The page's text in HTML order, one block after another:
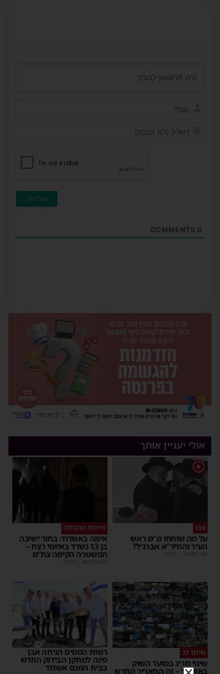
0
אולי יעניין אותך
1
צפו
על מה שוחחו מ"מ ראש
העיר והחיד"א אברג׳ל?
יוסי יחזקאלי 23:37
פירות ההסתה
אימה באשדוד: בחור ישיבה
בן 13 נשדד באיומי רצח –
המשטרה הקימה צח”מ
מנחם דויטש 22:32
שימו לב
שינוי חריג במועד השוק
באשדוד – זה התאריך החדש
רשות המסים הניחה אבן
פינה למתקן הבידוק החדש
בבית המכס אשדוד